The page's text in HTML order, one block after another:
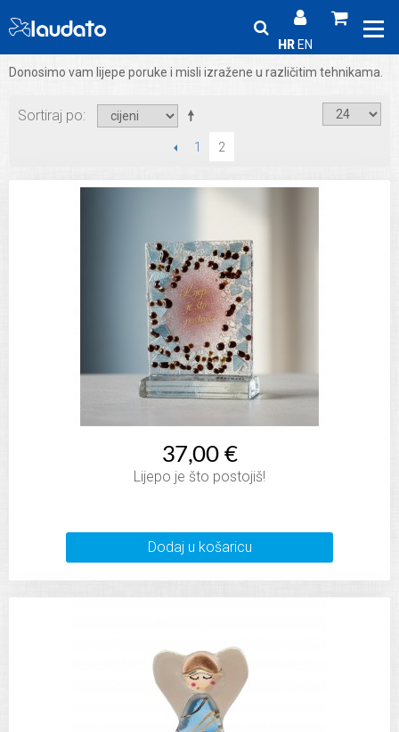
HR EN
Donosimo vam lijepe poruke i misli izražene u različitim tehnikama.
Sortiraj po
PRETHODNI
1 2
37,00 €
Lijepo je što postojiš!
Dodaj u košaricu